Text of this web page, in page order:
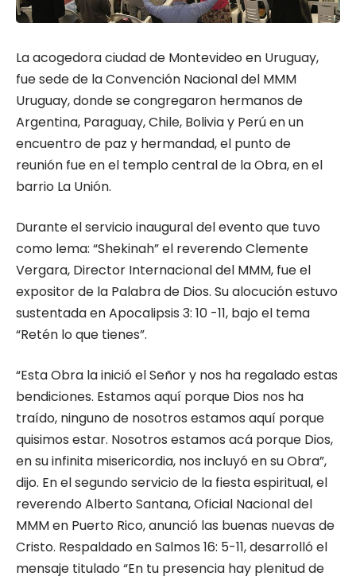
La acogedora ciudad de Montevideo en Uruguay,
fue sede de la Convención Nacional del MMM
Uruguay, donde se congregaron hermanos de
Argentina, Paraguay, Chile, Bolivia y Perú en un
encuentro de paz y hermandad, el punto de
reunión fue en el templo central de la Obra, en el
barrio La Unión.
Durante el servicio inaugural del evento que tuvo
como lema: “Shekinah” el reverendo Clemente
Vergara, Director Internacional del MMM, fue el
expositor de la Palabra de Dios. Su alocución estuvo
sustentada en Apocalipsis 3: 10 -11, bajo el tema
“Retén lo que tienes”.
“Esta Obra la inició el Señor y nos ha regalado estas
bendiciones. Estamos aquí porque Dios nos ha
traído, ninguno de nosotros estamos aquí porque
quisimos estar. Nosotros estamos acá porque Dios,
en su infinita misericordia, nos incluyó en su Obra”,
dijo. En el segundo servicio de la fiesta espiritual, el
reverendo Alberto Santana, Oficial Nacional del
MMM en Puerto Rico, anunció las buenas nuevas de
Cristo. Respaldado en Salmos 16: 5-11, desarrolló el
mensaje titulado “En tu presencia hay plenitud de